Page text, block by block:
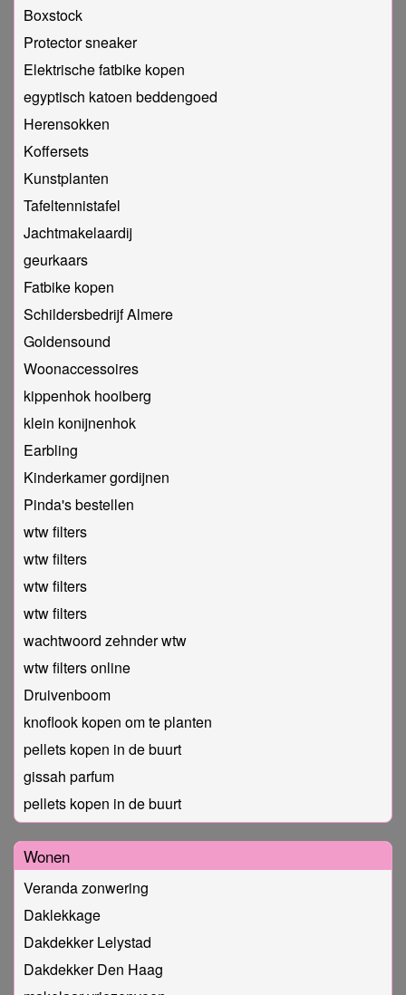
Boxstock
Protector sneaker
Elektrische fatbike kopen
egyptisch katoen beddengoed
Herensokken
Koffersets
Kunstplanten
Tafeltennistafel
Jachtmakelaardij
geurkaars
Fatbike kopen
Schildersbedrijf Almere
Goldensound
Woonaccessoires
kippenhok hooiberg
klein konijnenhok
Earbling
Kinderkamer gordijnen
Pinda's bestellen
wtw filters
wtw filters
wtw filters
wtw filters
wachtwoord zehnder wtw
wtw filters online
Druivenboom
knoflook kopen om te planten
pellets kopen in de buurt
gissah parfum
pellets kopen in de buurt
Wonen
Veranda zonwering
Daklekkage
Dakdekker Lelystad
Dakdekker Den Haag